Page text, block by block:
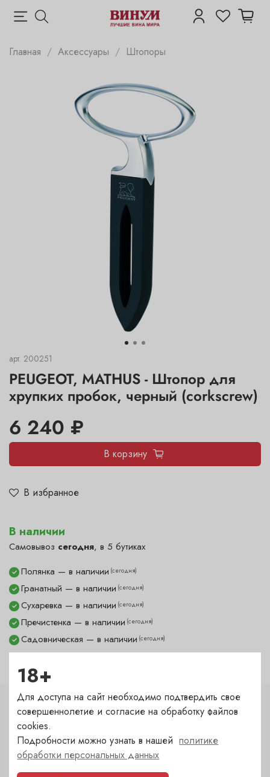
Главная Аксессуары Штопоры
арт. 200251
PEUGEOT, MATHUS - Штопор для
хрупких пробок, черный (corkscrew)
В избранное
6 240 ₽
В корзину
В наличии
Самовывоз сегодня, в 5 бутиках
✓ Гранатный — в наличии (сегодня)
✓ Полянка — в наличии (сегодня)
✓ Пречистенка — в наличии (сегодня)
✓ Садовническая — в наличии (сегодня)
✓ Сухаревка — в наличии (сегодня)
Характеристики
Тип
Штопор
18+
Для доступа на сайт необходимо подтвердить свое
совершеннолетие и согласие на обработку файлов
cookies.
Подробности можно узнать в нашейполитике
обработки персональных данных